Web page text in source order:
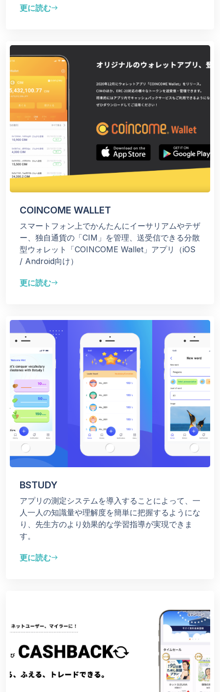
更に読むeast
COINCOME WALLET
スマートフォン上でかんたんにイーサリアムやテザ
ー、独自通貨の「CIM」を管理、送受信できる分散
型ウォレット「COINCOME Wallet」アプリ（iOS
/ Android向け）
更に読むeast
BSTUDY
アプリの測定システムを導入することによって、一
人一人の知識量や理解度を簡単に把握するようにな
り、先生方のより効果的な学習指導が実現できま
す。
更に読むeast